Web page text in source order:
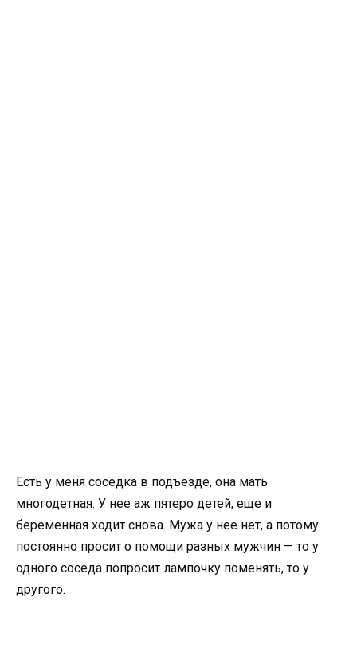
Есть у меня соседка в подъезде, она мать
многодетная. У нее аж пятеро детей, еще и
беременная ходит снова. Мужа у нее нет, а потому
постоянно просит о помощи разных мужчин — то у
одного соседа попросит лампочку поменять, то у
другого.